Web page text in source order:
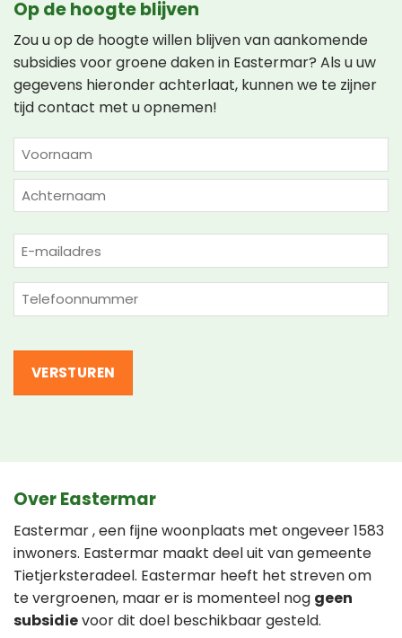
Op de hoogte blijven
Zou u op de hoogte willen blijven van aankomende
subsidies voor groene daken in Eastermar? Als u uw
gegevens hieronder achterlaat, kunnen we te zijner
tijd contact met u opnemen!
NAAM
(VEREIST)
Voornaam
E-
mailadres
(Vereist)
Telefoon
(Vereist)
Over Eastermar
Eastermar , een fijne woonplaats met ongeveer 1583
inwoners. Eastermar maakt deel uit van gemeente
Tietjerksteradeel. Eastermar heeft het streven om
te vergroenen, maar er is momenteel nog geen
subsidievoor dit doel beschikbaar gesteld.